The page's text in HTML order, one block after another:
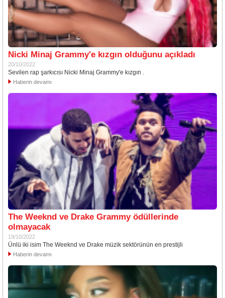
Nicki Minaj Grammy'e kızgın olduğunu açıkladı
20/10/2022
Sevilen rap şarkıcısı Nicki Minaj Grammy'e kızgın .
Haberin devamı
The Weeknd ve Drake Grammy ödüllerinde
olmayacak
19/10/2022
Ünlü iki isim The Weeknd ve Drake müzik sektörünün en prestijli
Haberin devamı